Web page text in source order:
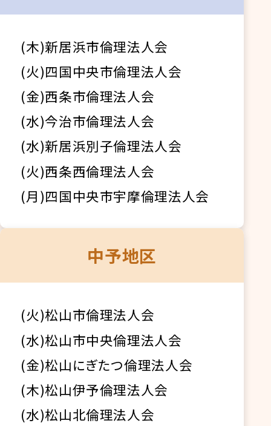
(木)新居浜市倫理法人会
(火)四国中央市倫理法人会
(金)西条市倫理法人会
(水)今治市倫理法人会
(水)新居浜別子倫理法人会
(火)西条西倫理法人会
(月)四国中央市宇摩倫理法人会
中予地区
(火)松山市倫理法人会
(水)松山市中央倫理法人会
(金)松山にぎたつ倫理法人会
(木)松山伊予倫理法人会
(水)松山北倫理法人会